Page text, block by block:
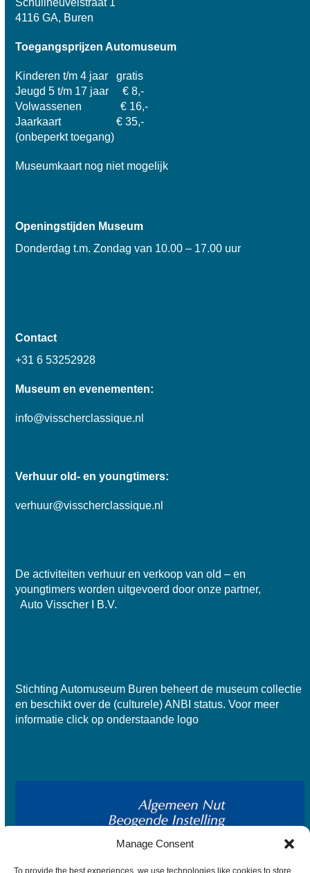
Manage Consent
To provide the best experiences, we use technologies like cookies to store
4116 GA, Buren
Toegangsprijzen Automuseum
Kinderen t/m 4 jaar gratis
Jeugd 5 t/m 17 jaar € 8,-
Volwassenen € 16,-
Jaarkaart € 35,-
(onbeperkt toegang)
Museumkaart nog niet mogelijk
Openingstijden Museum
Donderdag t.m. Zondag van 10.00 – 17.00 uur
Contact
+31 6 53252928
Museum en evenementen:
info@visscherclassique.nl
Verhuur old- en youngtimers:
verhuur@visscherclassique.nl
De activiteiten verhuur en verkoop van old – en
youngtimers worden uitgevoerd door onze partner,
Auto Visscher I B.V.
Stichting Automuseum Buren beheert de museum collectie
en beschikt over de (culturele) ANBI status. Voor meer
informatie click op onderstaande logo